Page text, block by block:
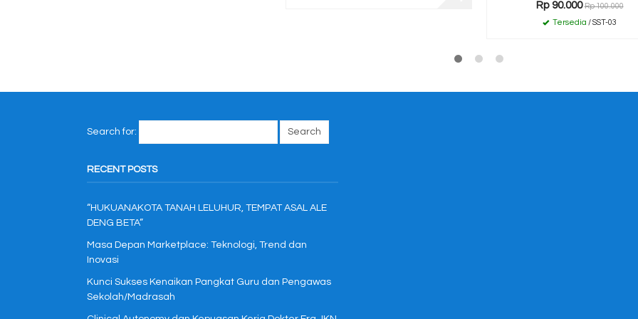
Rp 90.000 Rp 100.000
Tersedia / SST-03
Search for:
RECENT POSTS
“HUKUANAKOTA TANAH LELUHUR, TEMPAT ASAL ALE
DENG BETA”
Masa Depan Marketplace: Teknologi, Trend dan
Inovasi
Kunci Sukses Kenaikan Pangkat Guru dan Pengawas
Sekolah/Madrasah